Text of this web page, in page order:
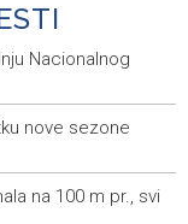
Nacionalnog
nove sezone
na 100 m pr., svi